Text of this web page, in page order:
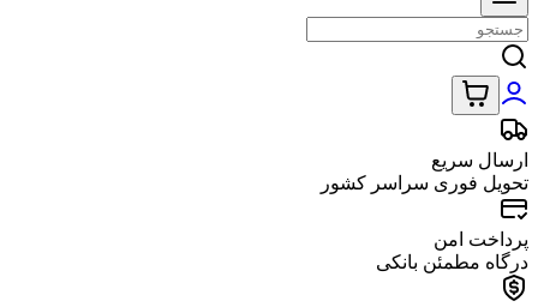
ارسال سریع
تحویل فوری سراسر کشور
پرداخت امن
درگاه مطمئن بانکی